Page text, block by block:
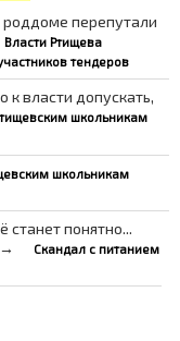
перепутали
Власти Ртищева
тендеров
власти допускать,
школьникам
школьникам
станет понятно...
Скандал с питанием